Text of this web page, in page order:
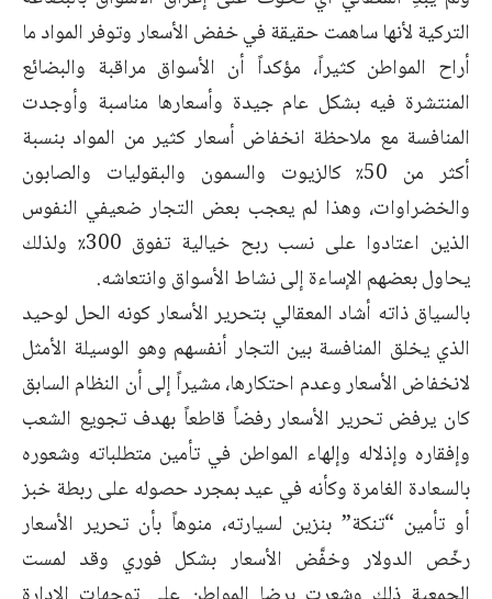
التركية لأنها ساهمت حقيقة في خفض الأسعار وتوفر المواد ما
أراح المواطن كثيراً، مؤكداً أن الأسواق مراقبة والبضائع
المنتشرة فيه بشكل عام جيدة وأسعارها مناسبة وأوجدت
المنافسة مع ملاحظة انخفاض أسعار كثير من المواد بنسبة
أكثر من 50٪ كالزيوت والسمون والبقوليات والصابون
والخضراوات، وهذا لم يعجب بعض التجار ضعيفي النفوس
الذين اعتادوا على نسب ربح خيالية تفوق 300٪ ولذلك
يحاول بعضهم الإساءة إلى نشاط الأسواق وانتعاشه.
بالسياق ذاته أشاد المعقالي بتحرير الأسعار كونه الحل لوحيد
الذي يخلق المنافسة بين التجار أنفسهم وهو الوسيلة الأمثل
لانخفاض الأسعار وعدم احتكارها، مشيراً إلى أن النظام السابق
كان يرفض تحرير الأسعار رفضاً قاطعاً بهدف تجويع الشعب
وإفقاره وإذلاله وإلهاء المواطن في تأمين متطلباته وشعوره
بالسعادة الغامرة وكأنه في عيد بمجرد حصوله على ربطة خبز
أو تأمين “تنكة” بنزين لسيارته، منوهاً بأن تحرير الأسعار
رخّص الدولار وخفَّض الأسعار بشكل فوري وقد لمست